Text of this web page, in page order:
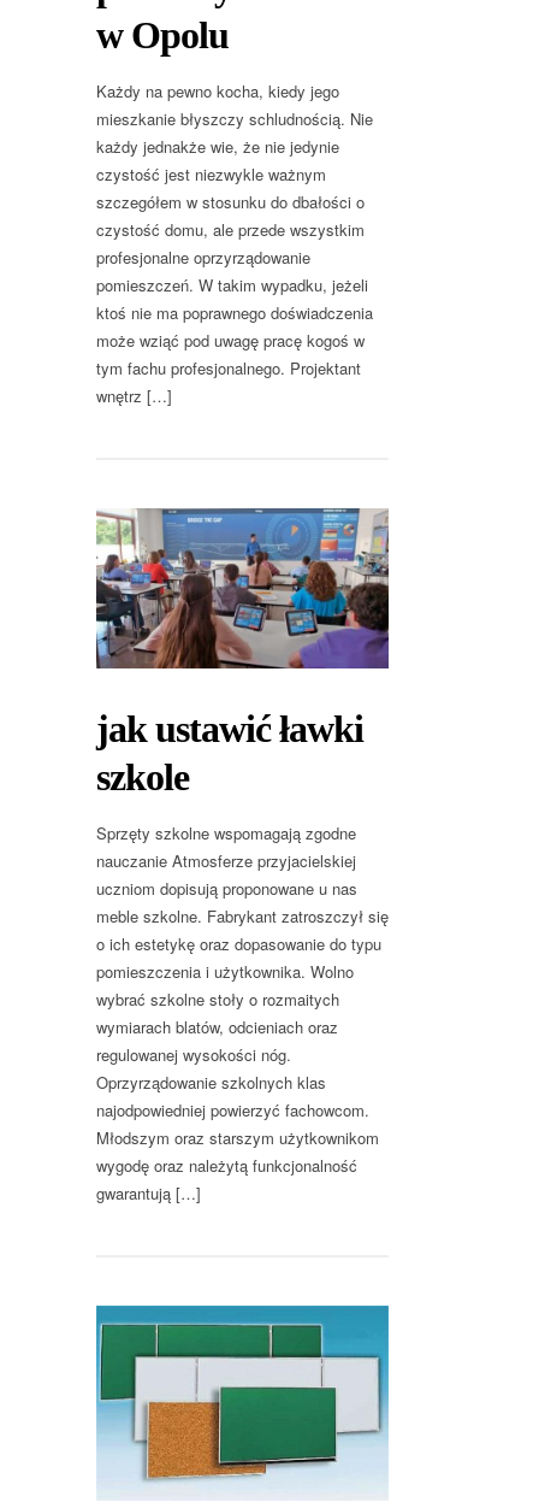
w Opolu
Każdy na pewno kocha, kiedy jego
mieszkanie błyszczy schludnością. Nie
każdy jednakże wie, że nie jedynie
czystość jest niezwykle ważnym
szczegółem w stosunku do dbałości o
czystość domu, ale przede wszystkim
profesjonalne oprzyrządowanie
pomieszczeń. W takim wypadku, jeżeli
ktoś nie ma poprawnego doświadczenia
może wziąć pod uwagę pracę kogoś w
tym fachu profesjonalnego. Projektant
wnętrz […]
jak ustawić ławki
szkole
Sprzęty szkolne wspomagają zgodne
nauczanie Atmosferze przyjacielskiej
uczniom dopisują proponowane u nas
meble szkolne. Fabrykant zatroszczył się
o ich estetykę oraz dopasowanie do typu
pomieszczenia i użytkownika. Wolno
wybrać szkolne stoły o rozmaitych
wymiarach blatów, odcieniach oraz
regulowanej wysokości nóg.
Oprzyrządowanie szkolnych klas
najodpowiedniej powierzyć fachowcom.
Młodszym oraz starszym użytkownikom
wygodę oraz należytą funkcjonalność
gwarantują […]